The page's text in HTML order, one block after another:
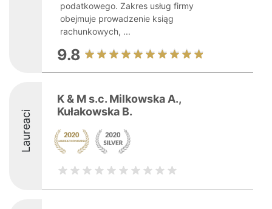
podatkowego. Zakres usług firmy
obejmuje prowadzenie ksiąg
rachunkowych, ...
9.8
Laureaci
K & M s.c. Milkowska A.,
Kułakowska B.